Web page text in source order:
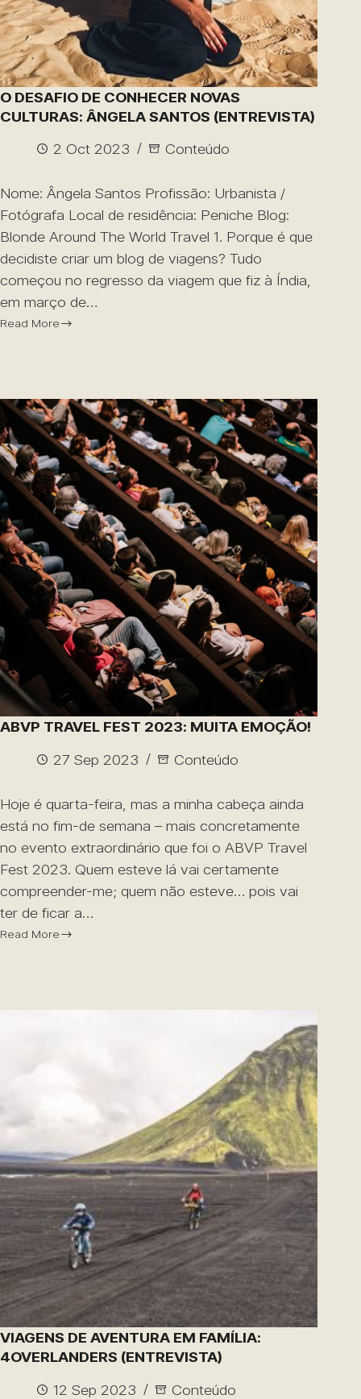
O DESAFIO DE CONHECER NOVAS
CULTURAS: ÂNGELA SANTOS (ENTREVISTA)
2 Oct 2023
Conteúdo
Nome: Ângela Santos Profissão: Urbanista /
Fotógrafa Local de residência: Peniche Blog:
Blonde Around The World Travel 1. Porque é que
decidiste criar um blog de viagens? Tudo
começou no regresso da viagem que fiz à Índia,
em março de…
Read More
ABVP TRAVEL FEST 2023: MUITA EMOÇÃO!
27 Sep 2023
Conteúdo
Hoje é quarta-feira, mas a minha cabeça ainda
está no fim-de semana – mais concretamente
no evento extraordinário que foi o ABVP Travel
Fest 2023. Quem esteve lá vai certamente
compreender-me; quem não esteve… pois vai
ter de ficar a…
Read More
VIAGENS DE AVENTURA EM FAMÍLIA:
4OVERLANDERS (ENTREVISTA)
12 Sep 2023
Conteúdo